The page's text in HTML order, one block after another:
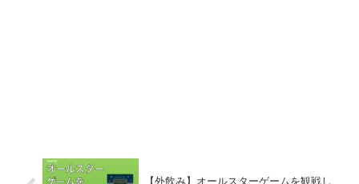
【外飲み】オールスターゲームを観戦し